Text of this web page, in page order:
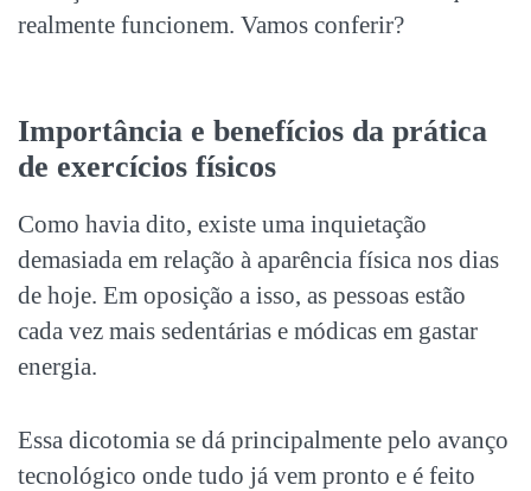
realmente funcionem. Vamos conferir?
Importância e benefícios da prática
de exercícios físicos
Como havia dito, existe uma inquietação
demasiada em relação à aparência física nos dias
de hoje. Em oposição a isso, as pessoas estão
cada vez mais sedentárias e módicas em gastar
energia.
Essa dicotomia se dá principalmente pelo avanço
tecnológico onde tudo já vem pronto e é feito